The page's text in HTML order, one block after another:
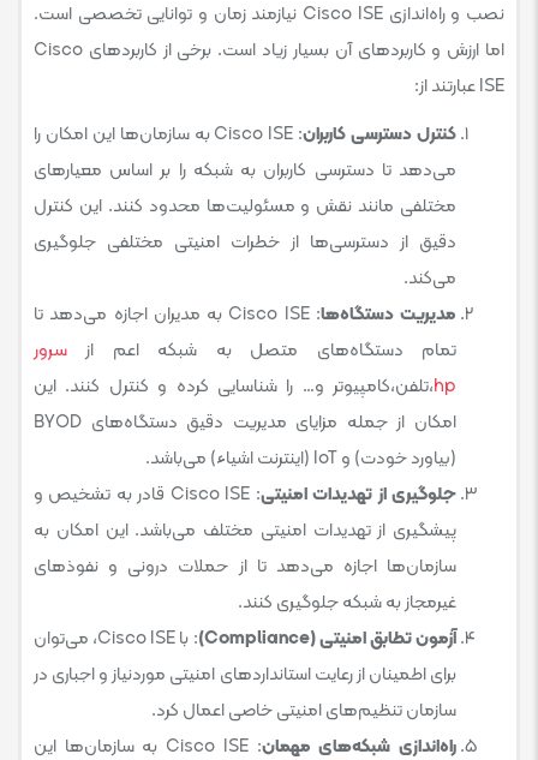
نصب و راه‌اندازی Cisco ISE نیازمند زمان و توانایی تخصصی است.
اما ارزش و کاربردهای آن بسیار زیاد است. برخی از کاربردهای Cisco
ISE عبارتند از:
کنترل دسترسی کاربران
: Cisco ISE به سازمان‌ها این امکان را
می‌دهد تا دسترسی کاربران به شبکه را بر اساس معیارهای
مختلفی مانند نقش و مسئولیت‌ها محدود کنند. این کنترل
دقیق از دسترسی‌ها از خطرات امنیتی مختلفی جلوگیری
می‌کند.
مدیریت دستگاه‌ها
: Cisco ISE به مدیران اجازه می‌دهد تا
تمام دستگاه‌های متصل به شبکه اعم از سرور
hp،تلفن،کامپیوتر و… را شناسایی کرده و کنترل کنند. این
امکان از جمله مزایای مدیریت دقیق دستگاه‌های BYOD
(بیاورد خودت) و IoT (اینترنت اشیاء) می‌باشد.
جلوگیری از تهدیدات امنیتی
: Cisco ISE قادر به تشخیص و
پیشگیری از تهدیدات امنیتی مختلف می‌باشد. این امکان به
سازمان‌ها اجازه می‌دهد تا از حملات درونی و نفوذهای
غیرمجاز به شبکه جلوگیری کنند.
آزمون تطابق امنیتی (Compliance)
: با Cisco ISE، می‌توان
برای اطمینان از رعایت استانداردهای امنیتی موردنیاز و اجباری در
سازمان تنظیم‌های امنیتی خاصی اعمال کرد.
راه‌اندازی شبکه‌های مهمان
: Cisco ISE به سازمان‌ها این